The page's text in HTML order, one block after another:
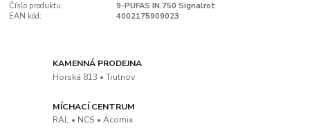
Číslo produktu:
9-PUFAS IN.750 Signalrot
EAN kód:
4002175909023
KAMENNÁ PRODEJNA
Horská 813 • Trutnov
MÍCHACÍ CENTRUM
RAL • NCS • Acomix